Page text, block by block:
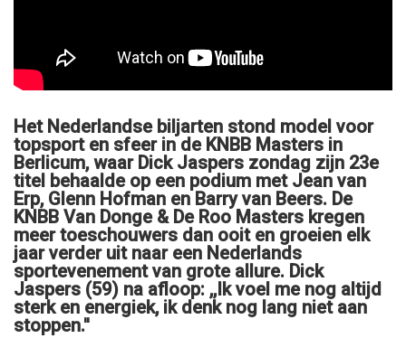
Het Nederlandse biljarten stond model voor
topsport en sfeer in de KNBB Masters in
Berlicum, waar Dick Jaspers zondag zijn 23e
titel behaalde op een podium met Jean van
Erp, Glenn Hofman en Barry van Beers. De
KNBB Van Donge & De Roo Masters kregen
meer toeschouwers dan ooit en groeien elk
jaar verder uit naar een Nederlands
sportevenement van grote allure. Dick
Jaspers (59) na afloop: ,,Ik voel me nog altijd
sterk en energiek, ik denk nog lang niet aan
stoppen.''